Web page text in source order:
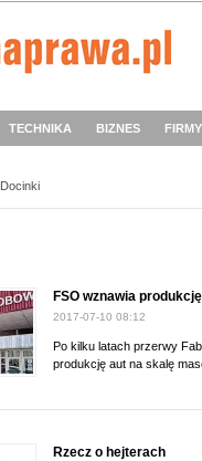
TECHNIKA BIZNES FIRMY
Docinki
FSO wznawia produkcję
2017-07-10 08:12
Po kilku latach przerwy
produkcję aut na skalę
Rzecz o hejterach